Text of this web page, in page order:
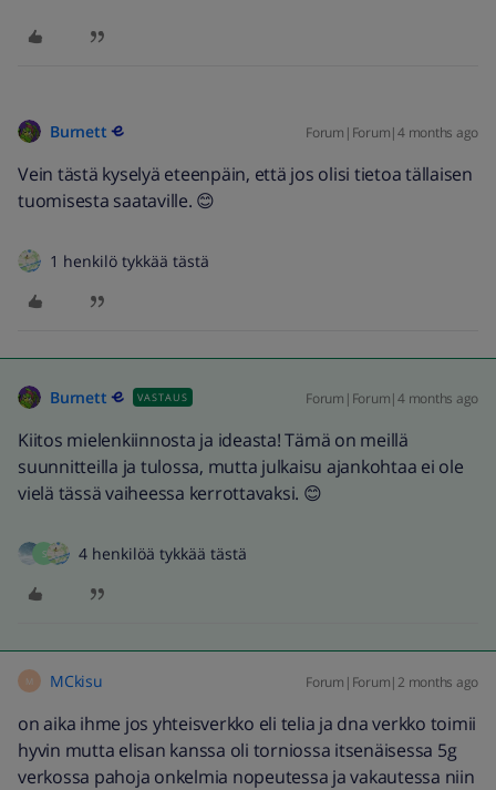
Burnett Forum|Forum|4 months ago
Vein tästä kyselyä eteenpäin, että jos olisi tietoa tällaisen
tuomisesta saataville. 😊
1 henkilö tykkää tästä
Burnett VASTAUS Forum|Forum|4 months ago
Kiitos mielenkiinnosta ja ideasta! Tämä on meillä
suunnitteilla ja tulossa, mutta julkaisu ajankohtaa ei ole
vielä tässä vaiheessa kerrottavaksi. 😊
S 4 henkilöä tykkää tästä
M MCkisu Forum|Forum|2 months ago
on aika ihme jos yhteisverkko eli telia ja dna verkko toimii
hyvin mutta elisan kanssa oli torniossa itsenäisessa 5g
verkossa pahoja onkelmia nopeutessa ja vakautessa niin